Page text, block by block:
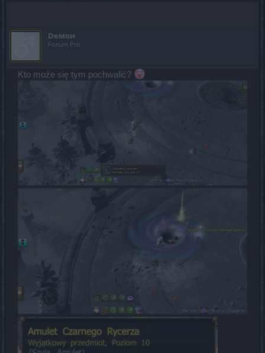
Dемои
Forum Pro
Kto może się tym pochwalić?